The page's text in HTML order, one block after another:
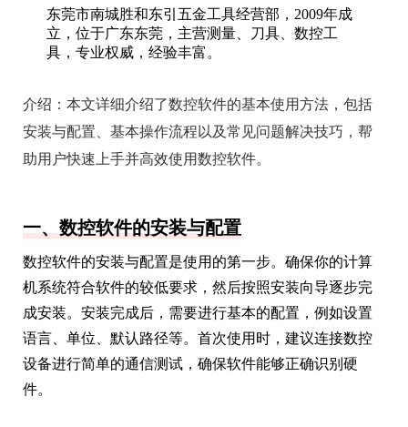
东莞市南城胜和东引五金工具经营部，2009年成
立，位于广东东莞，主营测量、刀具、数控工
具，专业权威，经验丰富。
介绍： 本文详细介绍了数控软件的基本使用方法，包括
安装与配置、基本操作流程以及常见问题解决技巧，帮
助用户快速上手并高效使用数控软件。
一、数控软件的安装与配置
数控软件的安装与配置是使用的第一步。确保你的计算
机系统符合软件的较低要求，然后按照安装向导逐步完
成安装。安装完成后，需要进行基本的配置，例如设置
语言、单位、默认路径等。首次使用时，建议连接数控
设备进行简单的通信测试，确保软件能够正确识别硬
件。